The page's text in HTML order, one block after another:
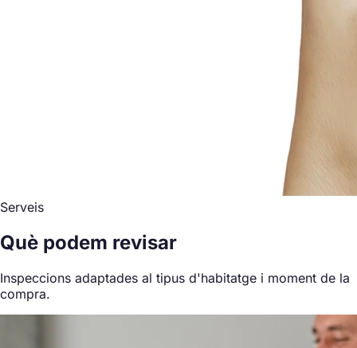
Serveis
Què podem revisar
Inspeccions adaptades al tipus d'habitatge i moment de la
compra.